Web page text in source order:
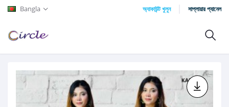
Bangla অ্যাকাউন্ট খুলুন সাপ্লায়ার প্যানেল